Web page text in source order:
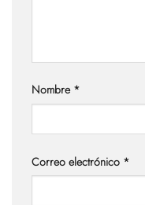
Nombre *
Correo electrónico *